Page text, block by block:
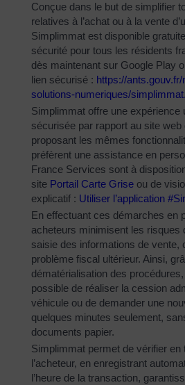
Conçue dans le but de simplifier
relatives à l’achat ou à la vente
Simplimmat est disponible
sécurité pour tous les résidents
dès maintenant sur Google Play
lien sécurisé : https://ants.gouv.fr/
solutions-numeriques/simplimmat.
Simplimmat offre une expérience
sécurisée par rapport au site web
proposant les mêmes
préfèrent une assistance en
France Services sont à
site Portail Carte Grise ou de
explicatif : Utiliser l’application
En effectuant ces démarches en
acheteurs minimisent les risques
saisie des informations de vente,
problème fiscal ultérieur. Ainsi,
dématérialisation des
possible de réaliser la cession
véhicule ou de demander une
quelques minutes seulement,
documents papier.
Simplimmat permet de vérifier en
l’acheteur, en enregistrant
l’heure de la transaction,